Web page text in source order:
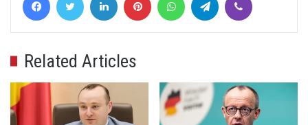
Related Articles